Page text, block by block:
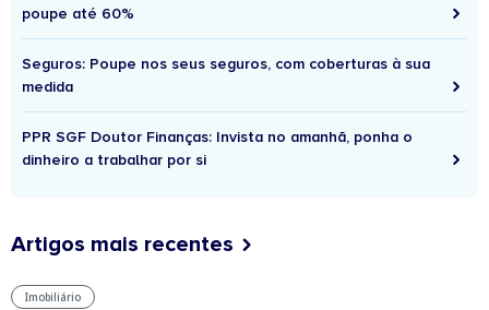
poupe até 60%
Seguros: Poupe nos seus seguros, com coberturas à sua
medida
PPR SGF Doutor Finanças: Invista no amanhã, ponha o
dinheiro a trabalhar por si
Artigos mais recentes
Imobiliário